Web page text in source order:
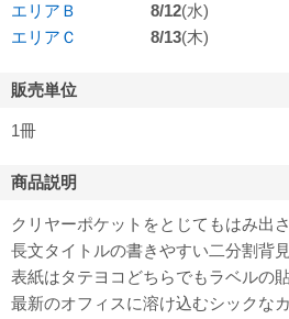
エリアＢ
8/12(水)
エリアＣ
8/13(木)
販売単位
1冊
商品説明
クリヤーポケットをとじてもはみ出
長文タイトルの書きやすい二分割背見
表紙はタテヨコどちらでもラベルの
最新のオフィスに溶け込むシックな